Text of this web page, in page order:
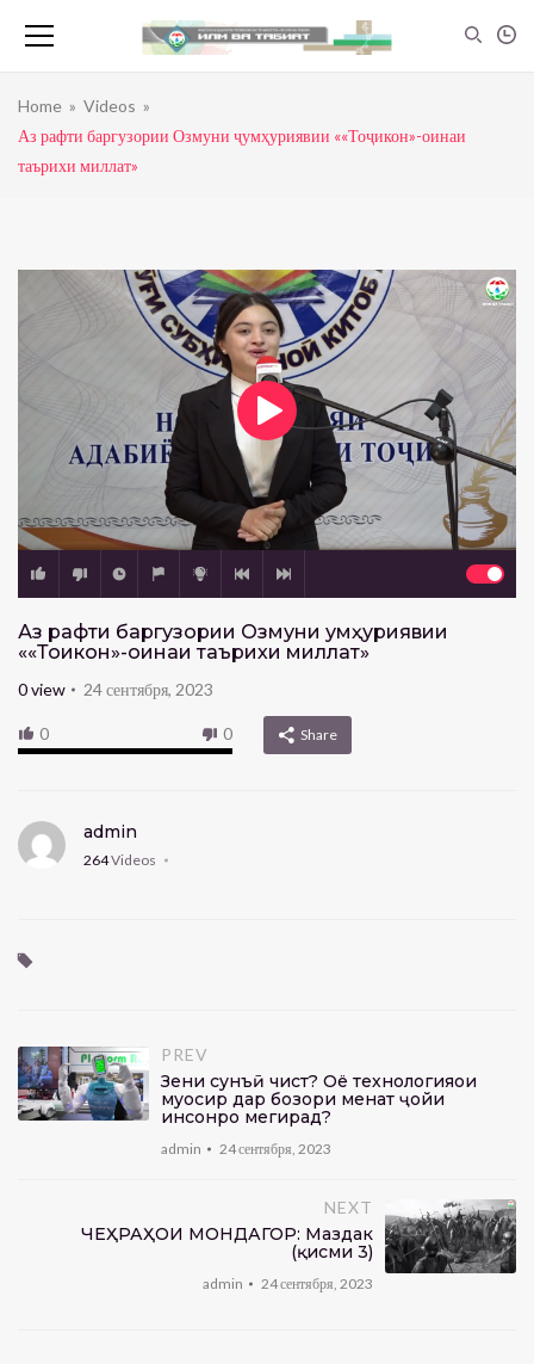
Home » Videos »
Аз рафти баргузории Озмуни ҷумҳуриявии ««Тоҷикон»-оинаи
таърихи миллат»
Аз рафти баргузории Озмуни ҷумҳуриявии
««Тоҷикон»-оинаи таърихи миллат»
0view 24 сентября, 2023
0 0 Share
admin
264Videos
PREV
Зеҳни сунъӣ чист? Оё технологияҳои
муосир дар бозори меҳнат ҷойи
инсонро мегирад?
admin 24 сентября, 2023
NEXT
ЧЕҲРАҲОИ МОНДАГОР: Маздак
(қисми 3)
admin 24 сентября, 2023